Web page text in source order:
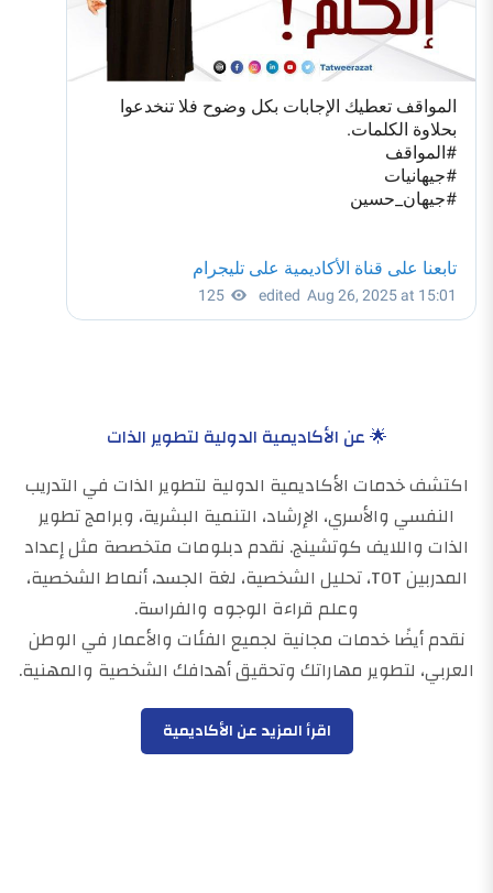
🌟 عن الأكاديمية الدولية لتطوير الذات
اكتشف خدمات الأكاديمية الدولية لتطوير الذات في التدريب
النفسي والأسري، الإرشاد، التنمية البشرية، وبرامج تطوير
الذات واللايف كوتشينج. نقدم دبلومات متخصصة مثل إعداد
المدربين TOT، تحليل الشخصية، لغة الجسد، أنماط الشخصية،
وعلم قراءة الوجوه والفراسة.
نقدم أيضًا خدمات مجانية لجميع الفئات والأعمار في الوطن
العربي، لتطوير مهاراتك وتحقيق أهدافك الشخصية والمهنية.
اقرأ المزيد عن الأكاديمية